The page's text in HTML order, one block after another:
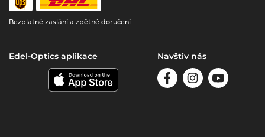
Bezplatné zaslání a zpětné doručení
Edel-Optics aplikace Navštiv nás